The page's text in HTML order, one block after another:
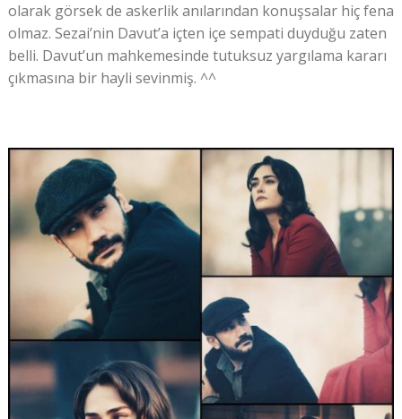
olarak görsek de askerlik anılarından konuşsalar hiç fena
olmaz. Sezai’nin Davut’a içten içe sempati duyduğu zaten
belli. Davut’un mahkemesinde tutuksuz yargılama kararı
çıkmasına bir hayli sevinmiş. ^^